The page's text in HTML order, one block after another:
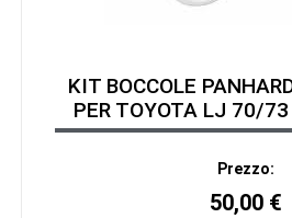
KIT BOCCOLE
PER TOYOTA LJ 70/73
Prezzo:
50,00 €